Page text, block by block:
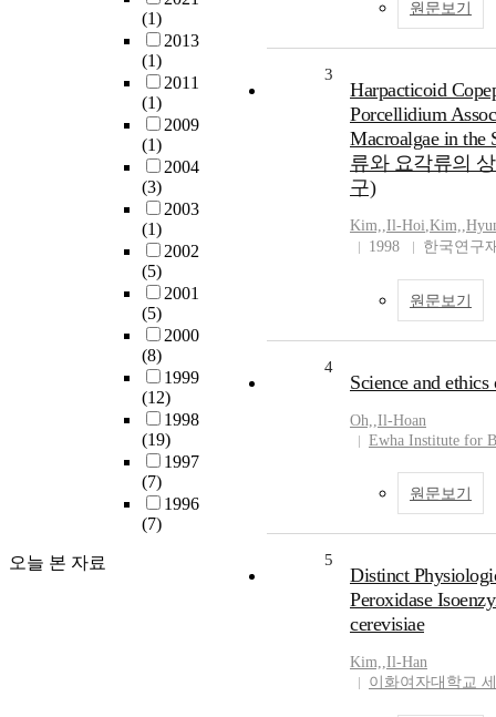
(1)
2013
(1)
2011
(1)
2009
(1)
2004
(3)
2003
(1)
2002
(5)
2001
(5)
2000
(8)
1999
(12)
1998
(19)
1997
(7)
1996
(7)
오늘 본 자료
원문보기
3
Harpacticoid
Porcellidium
Macroalgae in
류와 요각류의
구)
Kim,,Il-Hoi,Kim,,
1998
한국연구
원문보기
4
Science and ethics
Oh,,Il-Hoan
Ewha Institute for
원문보기
5
Distinct
Peroxidase
cerevisiae
Kim,,Il-Han
이화여자대학교